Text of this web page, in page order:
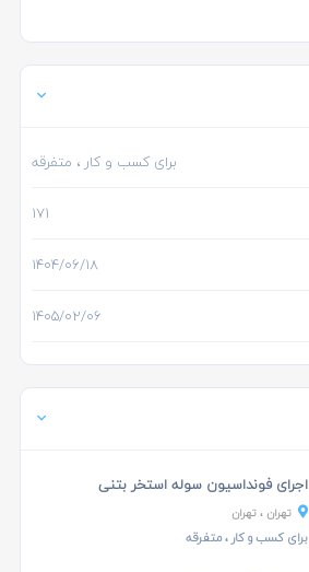
برای کسب و کار ، متفرقه
171
1404/06/18
1405/02/06
اجرای فونداسیون سوله استخر بتنی
تهران، تهران
برای کسب و کار، متفرقه